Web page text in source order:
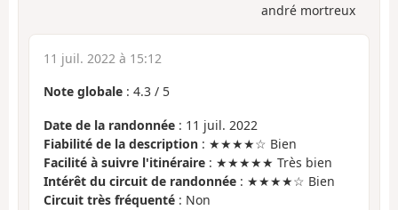
andré mortreux
11 juil. 2022 à 15:12
Note globale : 4.3 / 5
Date de la randonnée : 11 juil. 2022
Fiabilité de la description : ★★★★☆ Bien
Facilité à suivre l'itinéraire : ★★★★★ Très bien
Intérêt du circuit de randonnée : ★★★★☆ Bien
Circuit très fréquenté : Non